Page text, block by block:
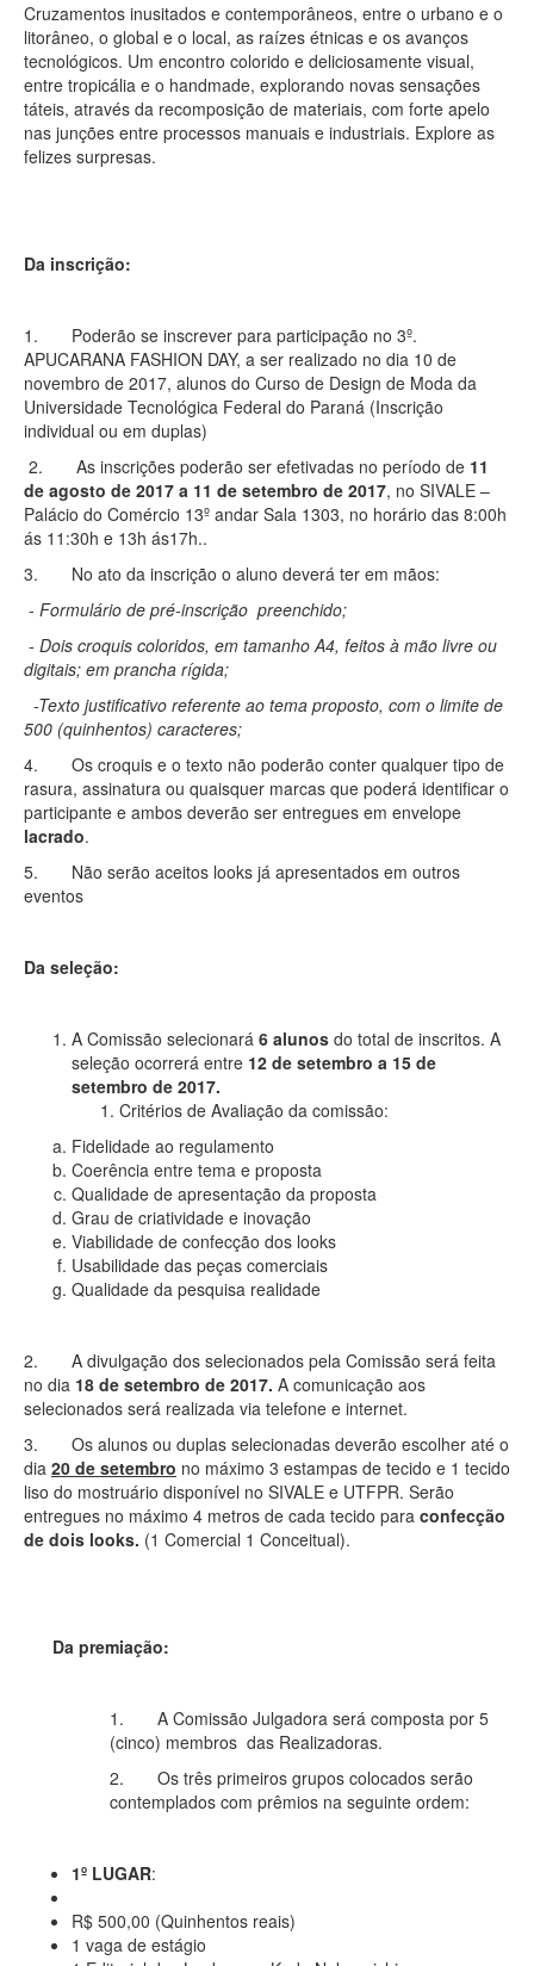
Cruzamentos inusitados e contemporâneos, entre o urbano e o
litorâneo, o global e o local, as raízes étnicas e os avanços
tecnológicos. Um encontro colorido e deliciosamente visual,
entre tropicália e o handmade, explorando novas sensações
táteis, através da recomposição de materiais, com forte apelo
nas junções entre processos manuais e industriais. Explore as
felizes surpresas.
Da inscrição:
1. Poderão se inscrever para participação no 3º.
APUCARANA FASHION DAY, a ser realizado no dia 10 de
novembro de 2017, alunos do Curso de Design de Moda da
Universidade Tecnológica Federal do Paraná (Inscrição
individual ou em duplas)
2. As inscrições poderão ser efetivadas no período de 11
de agosto de 2017 a 11 de setembro de 2017, no SIVALE –
Palácio do Comércio 13º andar Sala 1303, no horário das 8:00h
ás 11:30h e 13h ás17h..
3. No ato da inscrição o aluno deverá ter em mãos:
- Formulário de pré-inscrição preenchido;
- Dois croquis coloridos, em tamanho A4, feitos à mão livre ou
digitais; em prancha rígida;
-Texto justificativo referente ao tema proposto, com o limite de
500 (quinhentos) caracteres;
4. Os croquis e o texto não poderão conter qualquer tipo de
rasura, assinatura ou quaisquer marcas que poderá identificar o
participante e ambos deverão ser entregues em envelope
lacrado.
5. Não serão aceitos looks já apresentados em outros
eventos
Da seleção:
A Comissão selecionará 6 alunos do total de inscritos. A
seleção ocorrerá entre 12 de setembro a 15 de
setembro de 2017.
Critérios de Avaliação da comissão:
Fidelidade ao regulamento
Coerência entre tema e proposta
Qualidade de apresentação da proposta
Grau de criatividade e inovação
Viabilidade de confecção dos looks
Usabilidade das peças comerciais
Qualidade da pesquisa realidade
2. A divulgação dos selecionados pela Comissão será feita
no dia 18 de setembro de 2017. A comunicação aos
selecionados será realizada via telefone e internet.
3. Os alunos ou duplas selecionadas deverão escolher até o
dia 20 de setembro no máximo 3 estampas de tecido e 1 tecido
liso do mostruário disponível no SIVALE e UTFPR. Serão
entregues no máximo 4 metros de cada tecido para confecção
de dois looks. (1 Comercial 1 Conceitual).
Da premiação:
1. A Comissão Julgadora será composta por 5
(cinco) membros das Realizadoras.
2. Os três primeiros grupos colocados serão
contemplados com prêmios na seguinte ordem:
1º LUGAR:
R$ 500,00 (Quinhentos reais)
1 vaga de estágio